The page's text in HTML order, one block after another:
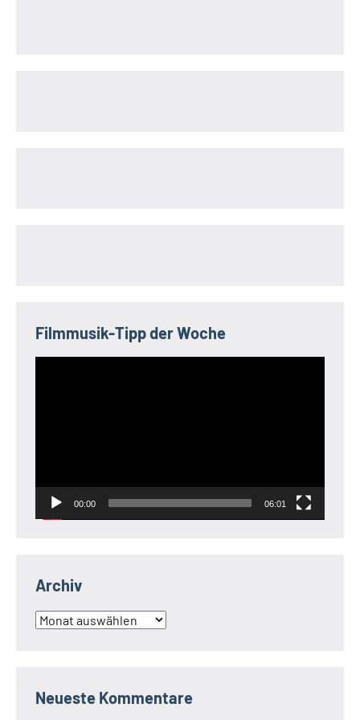
Filmmusik-Tipp der Woche
00:00 06:01
Archiv
Archiv
Neueste Kommentare